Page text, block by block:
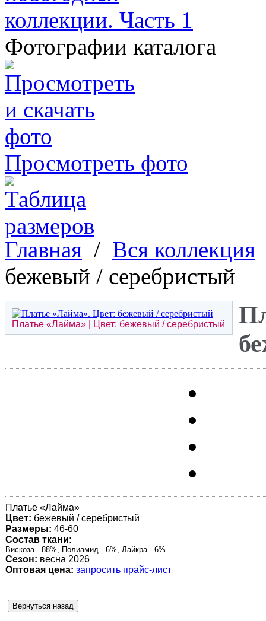
Фотографии каталога
Просмотреть фото
Главная / Вся коллекция
бежевый / серебристый
Платье «Лайма» | Цвет: бежевый / серебристый
Платье «Лайма»
Цвет: бежевый / серебристый
Размеры: 46-60
Состав ткани:
Вискоза - 88%, Полиамид - 6%, Лайкра - 6%
Сезон: весна 2026
Оптовая цена: запросить прайс-лист